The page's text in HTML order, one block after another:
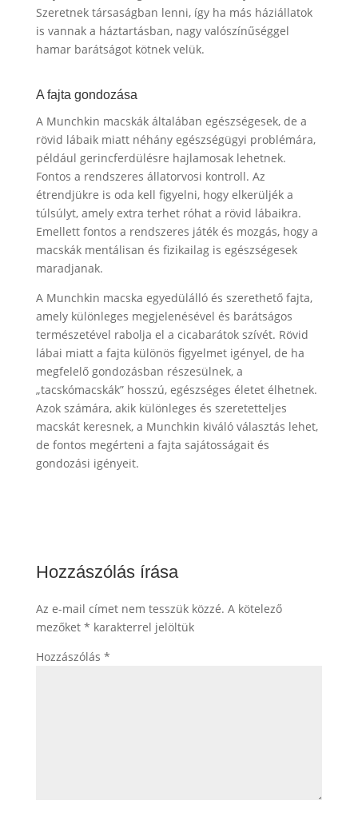
Szeretnek társaságban lenni, így ha más háziállatok
is vannak a háztartásban, nagy valószínűséggel
hamar barátságot kötnek velük.
A fajta gondozása
A Munchkin macskák általában egészségesek, de a
rövid lábaik miatt néhány egészségügyi problémára,
például gerincferdülésre hajlamosak lehetnek.
Fontos a rendszeres állatorvosi kontroll. Az
étrendjükre is oda kell figyelni, hogy elkerüljék a
túlsúlyt, amely extra terhet róhat a rövid lábaikra.
Emellett fontos a rendszeres játék és mozgás, hogy a
macskák mentálisan és fizikailag is egészségesek
maradjanak.
A Munchkin macska egyedülálló és szerethető fajta,
amely különleges megjelenésével és barátságos
természetével rabolja el a cicabarátok szívét. Rövid
lábai miatt a fajta különös figyelmet igényel, de ha
megfelelő gondozásban részesülnek, a
„tacskómacskák” hosszú, egészséges életet élhetnek.
Azok számára, akik különleges és szeretetteljes
macskát keresnek, a Munchkin kiváló választás lehet,
de fontos megérteni a fajta sajátosságait és
gondozási igényeit.
Hozzászólás írása
Az e-mail címet nem tesszük közzé. A kötelező
mezőket * karakterrel jelöltük
Hozzászólás *